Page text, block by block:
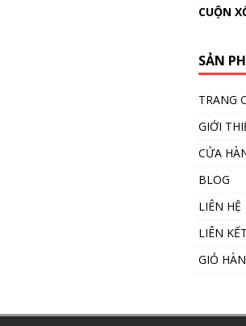
CUỘN
SẢN
TRANG
GIỚI
CỬA
BLOG
LIÊN HỆ
LIÊN KẾT
GIỎ